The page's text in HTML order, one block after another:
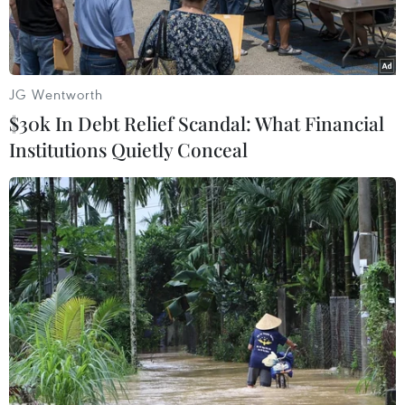
(Nguồn: dailymail.co)
Một giáo viên ở Trường trung học Forestville tại
Maryland, Mỹ, đã phải nhập viện điều trị sau
khi bị một học trò đánh chảy máu hôm thứ Năm
JG Wentworth
$30k In Debt Relief Scandal: What Financial
Institutions Quietly Conceal